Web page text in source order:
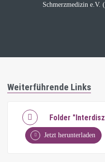
Schmerzmedizin e.V.
Weiterführende Links
Folder
Jetzt herunterladen